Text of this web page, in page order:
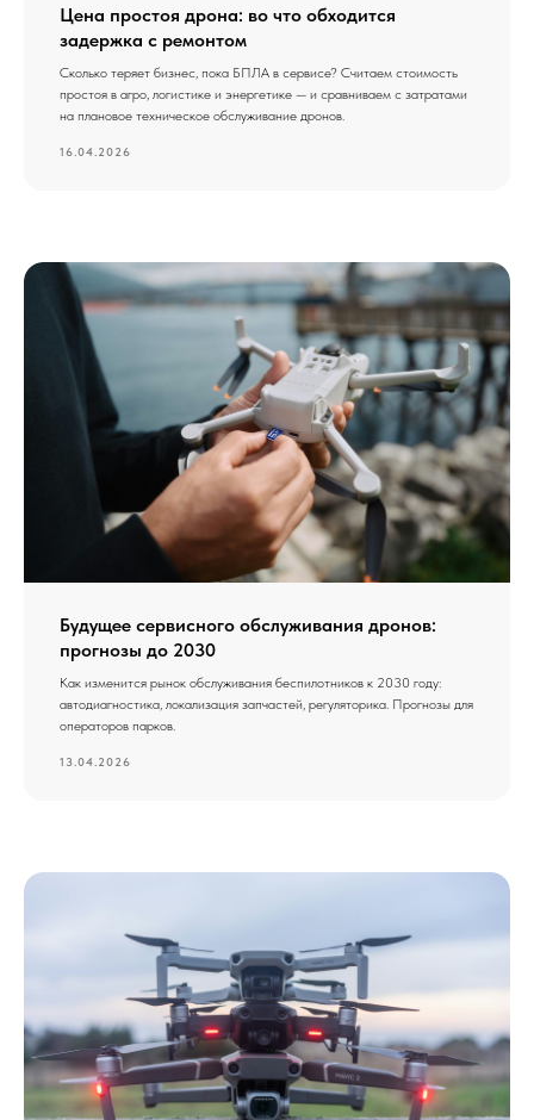
Цена простоя дрона: во что обходится
задержка с ремонтом
Сколько теряет бизнес, пока БПЛА в сервисе? Считаем стоимость
простоя в агро, логистике и энергетике — и сравниваем с затратами
на плановое техническое обслуживание дронов.
16.04.2026
Будущее сервисного обслуживания дронов:
прогнозы до 2030
Как изменится рынок обслуживания беспилотников к 2030 году:
автодиагностика, локализация запчастей, регуляторика. Прогнозы для
операторов парков.
13.04.2026